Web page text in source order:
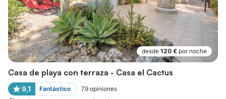
desde 120 € por noche
Casa de playa con terraza - Casa el Cactus
9,1 Fantástico 79 opiniones